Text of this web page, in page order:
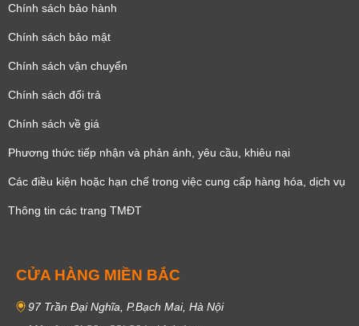
Chính sách bảo hành
Chính sách bảo mật
Chính sách vận chuyển
Chính sách đổi trả
Chính sách về giá
Phương thức tiếp nhận và phản ánh, yêu cầu, khiêu nại
Các điều kiện hoặc hạn chế trong việc cung cấp hàng hóa, dịch vụ
Thông tin các trang TMĐT
CỬA HÀNG MIỀN BẮC
97 Trần Đại Nghĩa, P.Bạch Mai, Hà Nội